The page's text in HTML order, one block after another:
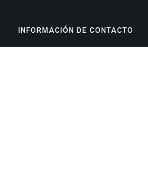
INFORMACIÓN DE CONTACTO